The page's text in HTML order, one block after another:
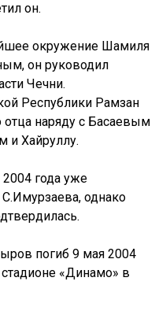
он.
окружение Шамиля
он руководил
Чечни.
Республики Рамзан
отца наряду с Басаевым
и Хайруллу.
2004 года уже
однако
погиб 9 мая 2004
стадионе «Динамо» в